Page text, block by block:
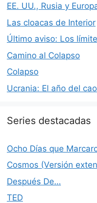
EE. UU., Rusia y
Las cloacas de Interior
Último aviso: Los
Camino al Colapso
Colapso
Ucrania: El año del
Series destacadas
Ocho Días que
Cosmos (Versión
Después De…
TED